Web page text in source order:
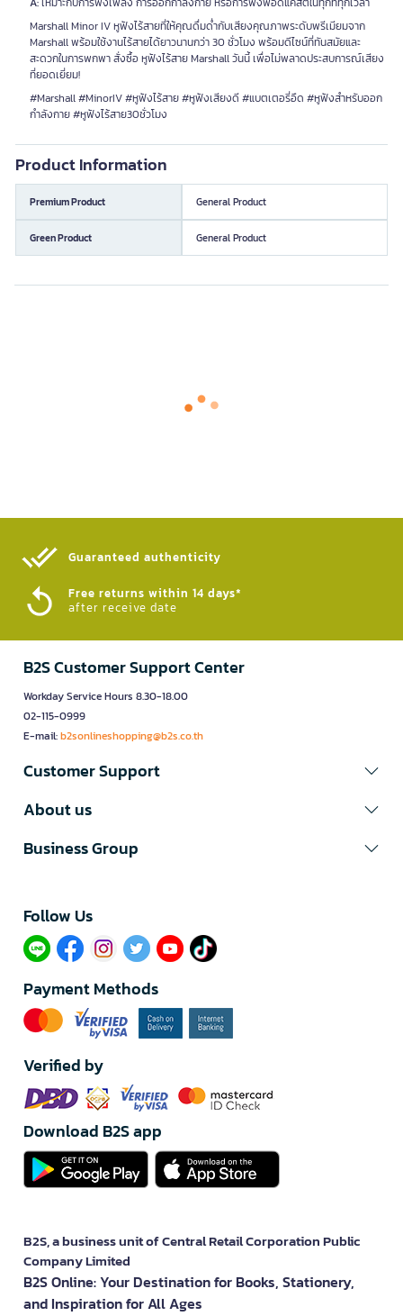
Marshall Minor IV หูฟังไร้สายที่ให้คุณดื่มด่ำกับเสียงคุณภาพระดับพรีเมียมจาก
Marshall พร้อมใช้งานไร้สายได้ยาวนานกว่า 30 ชั่วโมง พร้อมดีไซน์ที่ทันสมัยและ
สะดวกในการพกพา สั่งซื้อ หูฟังไร้สาย Marshall วันนี้ เพื่อไม่พลาดประสบการณ์เสียง
ที่ยอดเยี่ยม!
#Marshall #MinorIV #หูฟังไร้สาย #หูฟังเสียงดี #แบตเตอรี่อึด #หูฟังสำหรับออก
กำลังกาย #หูฟังไร้สาย30ชั่วโมง
Product Information
Premium Product General Product
Green Product General Product
Guaranteed authenticity​
Free returns within 14 days*
after receive date
B2S Customer Support Center
Workday Service Hours 8.30-18.00
02-115-0999
E-mail:b2sonlineshopping@b2s.co.th
Customer Support
About us
Business Group
Follow Us​
Payment Methods
Verified by
Download B2S app
B2S, a business unit of Central Retail Corporation Public
Company Limited
B2S Online: Your Destination for Books, Stationery,
and Inspiration for All Ages